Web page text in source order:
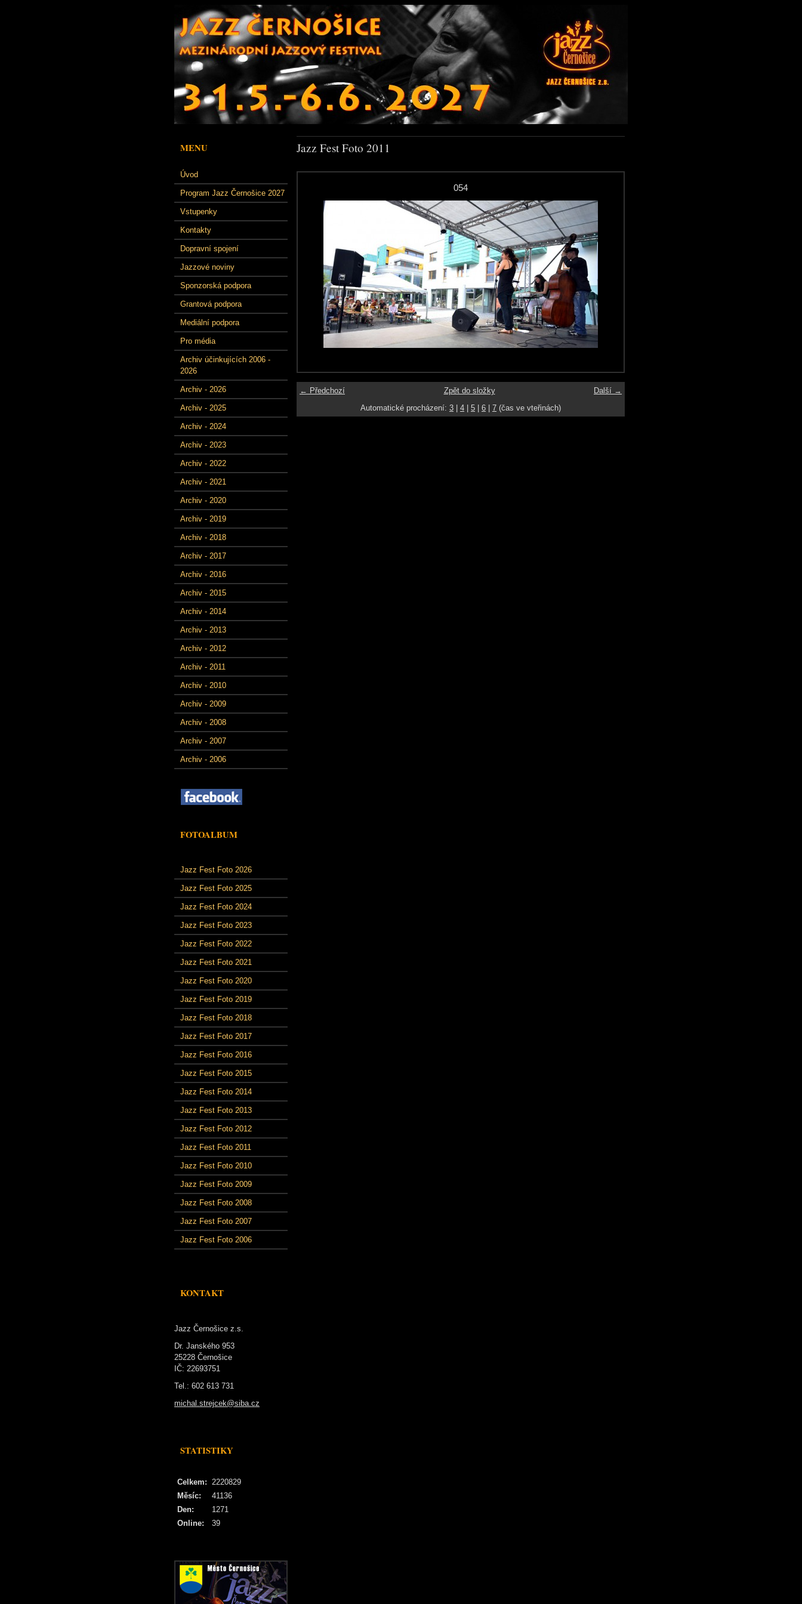
MENU
Úvod
Program Jazz Černošice 2027
Vstupenky
Kontakty
Dopravní spojení
Jazzové noviny
Sponzorská podpora
Grantová podpora
Mediální podpora
Pro média
Archiv účinkujících 2006 -
2026
Archiv - 2026
Archiv - 2025
Archiv - 2024
Archiv - 2023
Archiv - 2022
Archiv - 2021
Archiv - 2020
Archiv - 2019
Archiv - 2018
Archiv - 2017
Archiv - 2016
Archiv - 2015
Archiv - 2014
Archiv - 2013
Archiv - 2012
Archiv - 2011
Archiv - 2010
Archiv - 2009
Archiv - 2008
Archiv - 2007
Archiv - 2006
FOTOALBUM
Jazz Fest Foto 2026
Jazz Fest Foto 2025
Jazz Fest Foto 2024
Jazz Fest Foto 2023
Jazz Fest Foto 2022
Jazz Fest Foto 2021
Jazz Fest Foto 2020
Jazz Fest Foto 2019
Jazz Fest Foto 2018
Jazz Fest Foto 2017
Jazz Fest Foto 2016
Jazz Fest Foto 2015
Jazz Fest Foto 2014
Jazz Fest Foto 2013
Jazz Fest Foto 2012
Jazz Fest Foto 2011
Jazz Fest Foto 2010
Jazz Fest Foto 2009
Jazz Fest Foto 2008
Jazz Fest Foto 2007
Jazz Fest Foto 2006
KONTAKT
Jazz Černošice z.s.
Dr. Janského 953
25228 Černošice
IČ: 22693751
Tel.: 602 613 731
michal.strejcek@siba.cz
STATISTIKY
Online: 39
Celkem: 2220829
Měsíc:
41136
Den:
1271
Jazz Fest Foto 2011
054
← Předchozí Další →
Zpět do složky
Automatické procházení: 3 4 5 6 7 (čas ve vteřinách)